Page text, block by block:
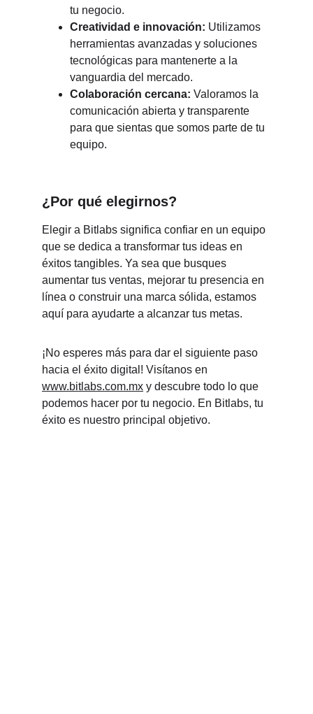
tu negocio.
Creatividad e innovación: Utilizamos
herramientas avanzadas y soluciones
tecnológicas para mantenerte a la
vanguardia del mercado.
Colaboración cercana: Valoramos la
comunicación abierta y transparente
para que sientas que somos parte de tu
equipo.
¿Por qué elegirnos?
Elegir a Bitlabs significa confiar en un equipo
que se dedica a transformar tus ideas en
éxitos tangibles. Ya sea que busques
aumentar tus ventas, mejorar tu presencia en
línea o construir una marca sólida, estamos
aquí para ayudarte a alcanzar tus metas.
¡No esperes más para dar el siguiente paso
hacia el éxito digital! Visítanos en
www.bitlabs.com.mx y descubre todo lo que
podemos hacer por tu negocio. En Bitlabs, tu
éxito es nuestro principal objetivo.